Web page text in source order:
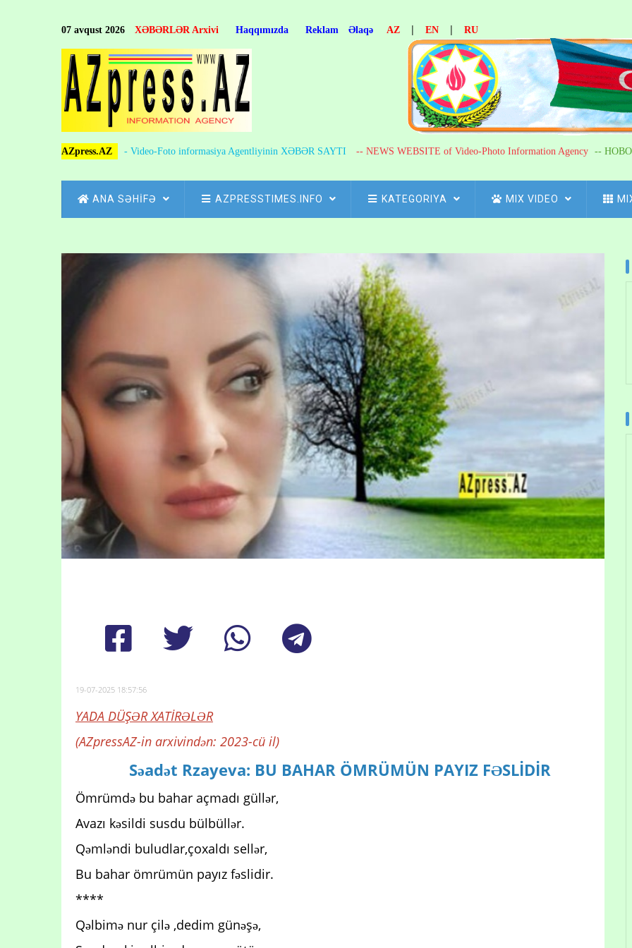
07 avqust 2026 XƏBƏRLƏR Arxivi Haqqımızda Reklam Əlaqə AZ | EN | RU
AZpress.AZ - Video-Foto informasiya Agentliyinin XƏBƏR SAYTI -- NEWS WEBSITE of Video-Photo Information Agency --
MAIN
NAVIGATION
ANA SƏHİFƏ AZPRESSTIMES.INFO KATEGORIYA MIX VIDEO
Breadcrumb
19-07-2025 18:57:56
YADA DÜŞƏR XATİRƏLƏR
(AZpressAZ-in arxivindən: 2023-cü il)
Səadət Rzayeva: BU BAHAR ÖMRÜMÜN PAYIZ FƏSLİDİR
Ömrümdə bu bahar açmadı güllər,
Avazı kəsildi susdu bülbüllər.
Qəmləndi buludlar,çoxaldı sellər,
Bu bahar ömrümün payız fəslidir.
****
Qəlbimə nur çilə ,dedim günəşə,